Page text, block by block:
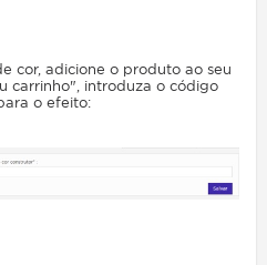
cor, adicione o produto ao seu
carrinho", introduza o código
o efeito: